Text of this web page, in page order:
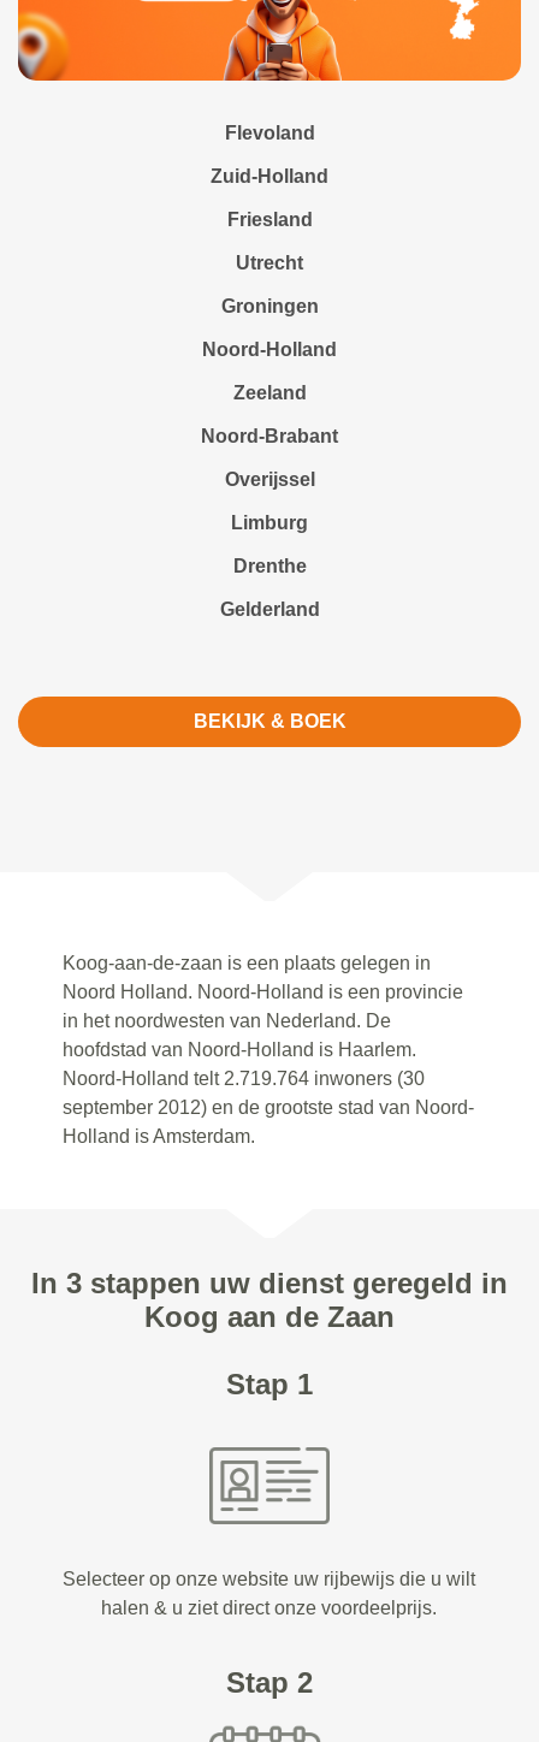
Flevoland
Zuid-Holland
Friesland
Utrecht
Groningen
Noord-Holland
Zeeland
Noord-Brabant
Overijssel
Limburg
Drenthe
Gelderland
BEKIJK & BOEK
Koog-aan-de-zaan is een plaats gelegen in
Noord Holland. Noord-Holland is een provincie
in het noordwesten van Nederland. De
hoofdstad van Noord-Holland is Haarlem.
Noord-Holland telt 2.719.764 inwoners (30
september 2012) en de grootste stad van Noord-
Holland is Amsterdam.
In 3 stappen uw dienst geregeld in
Koog aan de Zaan
Stap 1
Selecteer op onze website uw rijbewijs die u wilt
halen & u ziet direct onze voordeelprijs.
Stap 2